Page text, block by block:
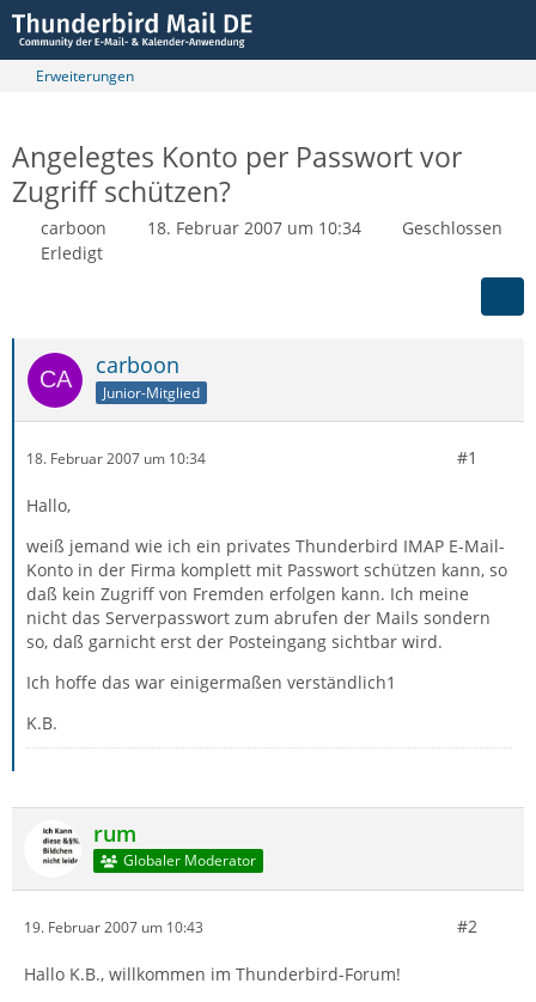
Erweiterungen
Angelegtes Konto per Passwort vor
Zugriff schützen?
carboon 18. Februar 2007 um 10:34
Geschlossen
Erledigt
carboon
Junior-Mitglied
18. Februar 2007 um 10:34 #1
Hallo,
weiß jemand wie ich ein privates Thunderbird IMAP E-Mail-
Konto in der Firma komplett mit Passwort schützen kann, so
daß kein Zugriff von Fremden erfolgen kann. Ich meine
nicht das Serverpasswort zum abrufen der Mails sondern
so, daß garnicht erst der Posteingang sichtbar wird.
Ich hoffe das war einigermaßen verständlich1
K.B.
rum
Globaler Moderator
19. Februar 2007 um 10:43 #2
Hallo K.B., willkommen im Thunderbird-Forum!